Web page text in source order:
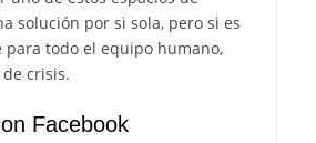
solución por si sola, pero si es
para todo el equipo humano,
crisis.
Facebook